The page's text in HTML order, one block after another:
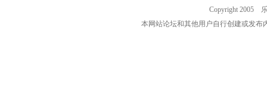
Copyright 2005
本网站论坛和其他用户自行创建或发布